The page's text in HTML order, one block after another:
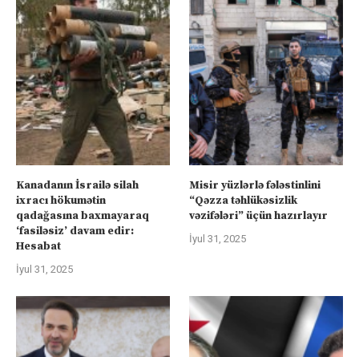
Kanadanın İsrailə silah
ixracı hökumətin
qadağasına baxmayaraq
‘fasiləsiz’ davam edir:
Hesabat
İyul 31, 2025
Misir yüzlərlə fələstinlini
“Qəzza təhlükəsizlik
vəzifələri” üçün hazırlayır
İyul 31, 2025